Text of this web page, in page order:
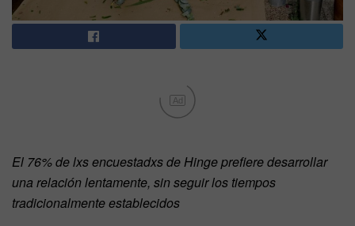
Ad
El 76% de lxs encuestadxs de Hinge prefiere desarrollar
una relación lentamente, sin seguir los tiempos
tradicionalmente establecidos